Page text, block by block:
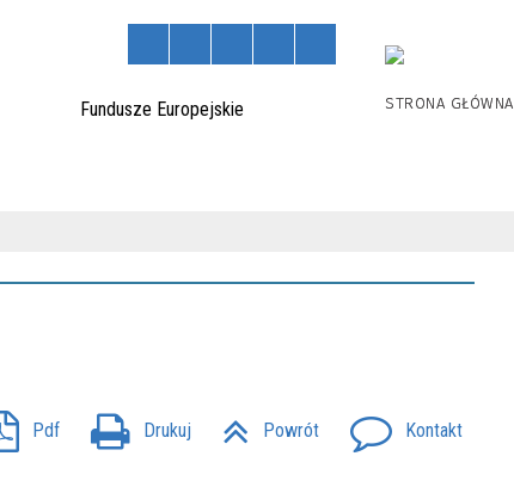
STRONA GŁÓWNA
Pdf Drukuj Powrót Kontakt